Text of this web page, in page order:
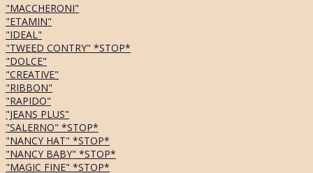
"MACCHERONI"
"ETAMIN"
"IDEAL"
"TWEED CONTRY" *STOP*
"DOLCE"
"CREATIVE"
"RIBBON"
"RAPIDO"
"JEANS PLUS"
"SALERNO" *STOP*
"NANCY HAT" *STOP*
"NANCY BABY" *STOP*
"MAGIC FINE" *STOP*